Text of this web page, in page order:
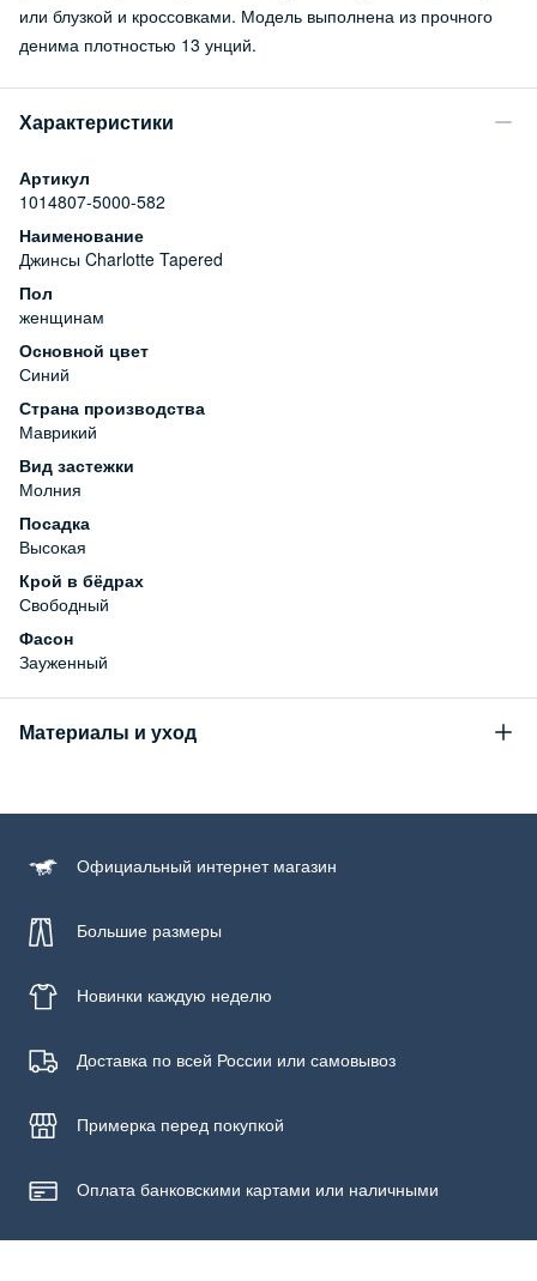
или блузкой и кроссовками. Модель выполнена из прочного
денима плотностью 13 унций.
Характеристики
Артикул
1014807-5000-582
Наименование
Джинсы Charlotte Tapered
Пол
женщинам
Основной цвет
Синий
Страна производства
Маврикий
Вид застежки
Молния
Посадка
Высокая
Крой в бёдрах
Свободный
Фасон
Зауженный
Материалы и уход
99% хлопок, 1% эластан
Бережная стирка при температуре не более 30С, химчистка
запрещена
Официальный интернет магазин
Большие размеры
Новинки каждую неделю
Доставка по всей России или самовывоз
Примерка перед покупкой
Оплата банковскими картами или наличными